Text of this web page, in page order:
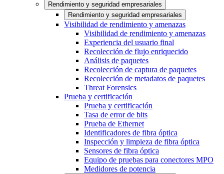
Rendimiento y seguridad empresariales
Rendimiento y seguridad empresariales
Visibilidad de rendimiento y amenazas
Visibilidad de rendimiento y amenazas
Experiencia del usuario final
Recolección de flujo enriquecido
Análisis de paquetes
Recolección de captura de paquetes
Recolección de metadatos de paquetes
Threat Forensics
Prueba y certificación
Prueba y certificación
Tasa de error de bits
Prueba de Ethernet
Identificadores de fibra óptica
Inspección y limpieza de fibra óptica
Sensores de fibra óptica
Equipo de pruebas para conectores MPO
Medidores de potencia